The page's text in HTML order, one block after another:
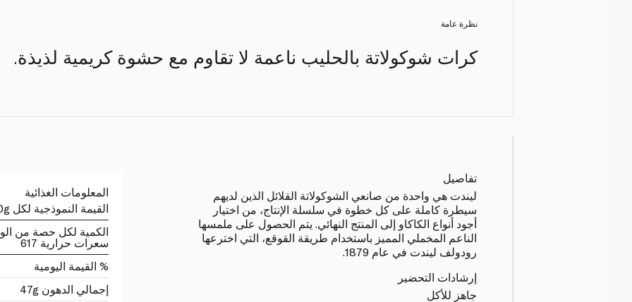
نظرة عامة
كرات شوكولاتة بالحليب ناعمة لا تقاوم مع حشوة كريمية لذيذة.
تفاصيل
ليندت هي واحدة من صانعي الشوكولاتة القلائل الذين لديهم
سيطرة كاملة على كل خطوة في سلسلة الإنتاج، من اختيار
أجود أنواع الكاكاو إلى المنتج النهائي. يتم الحصول على ملمسها
الناعم المخملي المميز باستخدام طريقة القوقع، التي اخترعها
رودولف ليندت في عام 1879.
إرشادات التحضير
جاهز للأكل
المعلومات الغذائية
القيمة النموذجية لكل 100g
الكمية لكل حصة من
سعرات حرارية 617
% القيمة اليومية
إجمالي الدهون 47g